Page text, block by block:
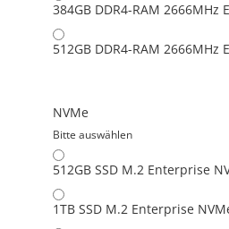
384GB DDR4-RAM 2666MHz
512GB DDR4-RAM 2666MHz
NVMe
Bitte auswählen
512GB SSD M.2 Enterprise
1TB SSD M.2 Enterprise